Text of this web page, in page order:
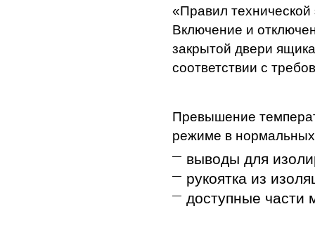
«Правил технической
Включение и
закрытой двери
соответствии с
Превышение
режиме в
выводы для
рукоятка из
доступные части